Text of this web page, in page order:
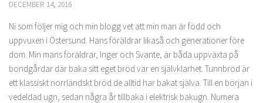
DECEMBER 14, 2016
Ni som följer mig och min blogg vet att min man är född och
uppvuxen i Östersund. Hans föräldrar likaså och generationer före
dom. Min mans föräldrar, Inger och Svante, är båda uppväxta på
bondgårdar där baka sitt eget bröd var en självklarhet. Tunnbröd är
ett klassiskt norrländskt bröd de alltid har bakat själva. Till en början i
vedeldad ugn, sedan några år tillbaka i elektrisk bakugn. Numera